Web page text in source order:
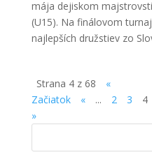
mája dejiskom
(U15). Na finálovom
najlepších družstiev zo
Strana 4 z 68
«
Začiatok
« ... 2 3 4
»